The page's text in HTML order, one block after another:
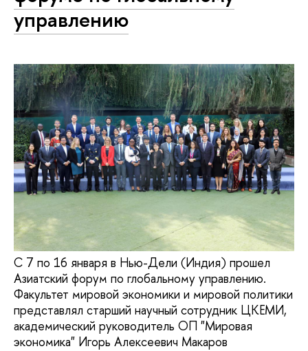
управлению
С 7 по 16 января в Нью-Дели (Индия) прошел
Азиатский форум по глобальному управлению.
Факультет мировой экономики и мировой политики
представлял старший научный сотрудник ЦКЕМИ,
академический руководитель ОП "Мировая
экономика" Игорь Алексеевич Макаров